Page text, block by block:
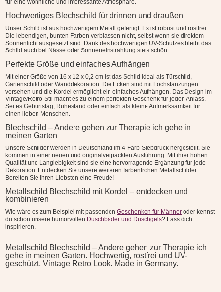
für eine wohnliche und interessante Atmosphäre.
Hochwertiges Blechschild für drinnen und draußen
Unser Schild ist aus hochwertigem Metall gefertigt. Es ist robust und rostfrei.
Die lebendigen, bunten Farben verblassen nicht, selbst wenn sie direktem
Sonnenlicht ausgesetzt sind. Dank des hochwertigen UV-Schutzes bleibt das
Schild auch bei Nässe oder Sonneneinstrahlung stets schön.
Perfekte Größe und einfaches Aufhängen
Mit einer Größe von 16 x 12 x 0,2 cm ist das Schild ideal als Türschild,
Gartenschild oder Wanddekoration. Die Ecken sind mit Lochstanzungen
versehen und die Kordel ermöglicht ein einfaches Aufhängen. Das Design im
Vintage/Retro-Stil macht es zu einem perfekten Geschenk für jeden Anlass.
Sei es Geburtstag, Ruhestand oder einfach als kleine Aufmerksamkeit für
einen lieben Menschen.
Blechschild – Andere gehen zur Therapie ich gehe in
meinen Garten
Unsere Schilder werden in Deutschland im 4-Farb-Siebdruck hergestellt. Sie
kommen in einer neuen und originalverpackten Ausführung. Mit ihrer hohen
Qualität und Langlebigkeit sind sie eine hervorragende Ergänzung für jede
Dekoration. Entdecken Sie unsere weiteren farbenfrohen Metallschilder.
Bereiten Sie Ihren Liebsten eine Freude!
Metallschild Blechschild mit Kordel – entdecken und
kombinieren
Wie wäre es zum Beispiel mit passendenGeschenken für Männer oder kennst
du schon unsere humorvollen Duschbäder und Duschgels? Lass dich
inspirieren.
Metallschild Blechschild – Andere gehen zur Therapie ich
gehe in meinen Garten. Hochwertig, rostfrei und UV-
geschützt, Vintage Retro Look. Made in Germany.